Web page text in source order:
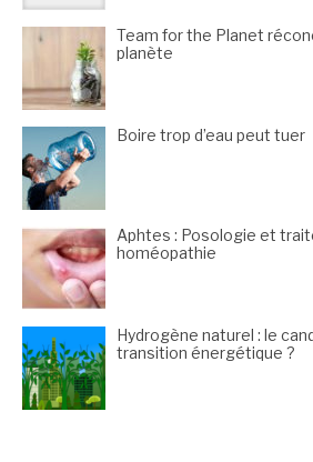
Team for the Planet
planète
Boire trop d’eau peut tuer
Aphtes : Posologie et
homéopathie
Hydrogène naturel : le
transition énergétique ?